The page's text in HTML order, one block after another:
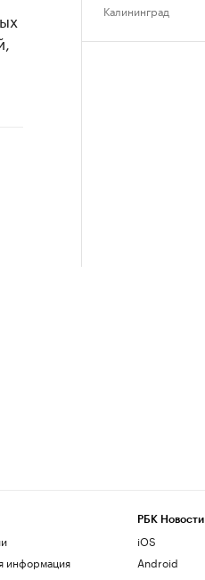
Калининград
информация
РБК Новости
iOS
Android